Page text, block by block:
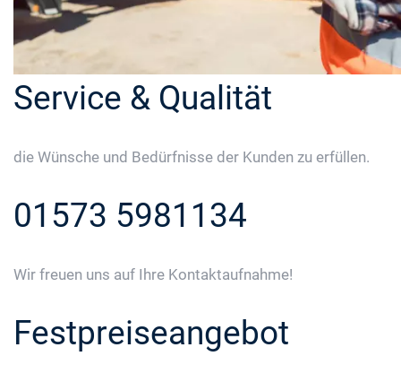
Service & Qualität
die Wünsche und Bedürfnisse der Kunden zu erfüllen.
01573 5981134
Wir freuen uns auf Ihre Kontaktaufnahme!
Festpreiseangebot